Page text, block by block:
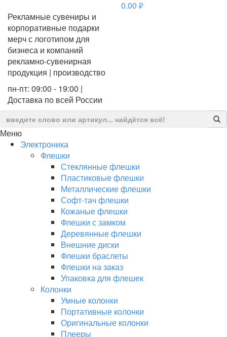
Рекламные сувениры и
корпоративные подарки
мерч с логотипом для
бизнеса и компаний
рекламно-сувенирная
продукция | производство
пн-пт: 09:00 - 19:00 |
Доставка по всей России
0.00 руб.
Меню
Электроника
Флешки
Стеклянные флешки
Пластиковые флешки
Металлические флешки
Софт-тач флешки
Кожаные флешки
Флешки с замком
Деревянные флешки
Внешние диски
Флешки браслеты
Флешки на заказ
Упаковка для флешек
Колонки
Умные колонки
Портативные колонки
Оригинальные колонки
Плееры